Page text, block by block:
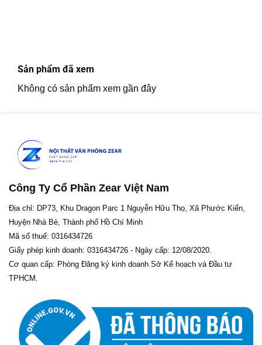
Sản phẩm đã xem
Không có sản phẩm xem gần đây
Công Ty Cổ Phần Zear Việt Nam
Địa chỉ: DP73, Khu Dragon Parc 1 Nguyễn Hữu Thọ, Xã Phước Kiển,
Huyện Nhà Bè, Thành phố Hồ Chí Minh
Mã số thuế: 0316434726
Giấy phép kinh doanh: 0316434726 - Ngày cấp: 12/08/2020.
Cơ quan cấp: Phòng Đăng ký kinh doanh Sở Kế hoạch và Đầu tư
TPHCM.